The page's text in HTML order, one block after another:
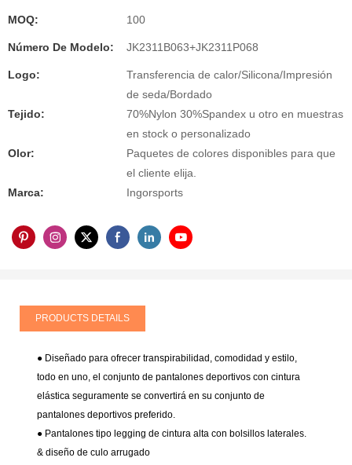
MOQ: 100
Número De Modelo: JK2311B063+JK2311P068
Logo:
Transferencia de calor/Silicona/Impresión
de seda/Bordado
Tejido:
70%Nylon 30%Spandex u otro en muestras
en stock o personalizado
Olor:
Paquetes de colores disponibles para que
el cliente elija.
Marca:
Ingorsports
PRODUCTS DETAILS
● Diseñado para ofrecer transpirabilidad, comodidad y estilo,
todo en uno, el conjunto de pantalones deportivos con cintura
elástica seguramente se convertirá en su conjunto de
pantalones deportivos preferido.
● Pantalones tipo legging de cintura alta con bolsillos laterales.
& diseño de culo arrugado